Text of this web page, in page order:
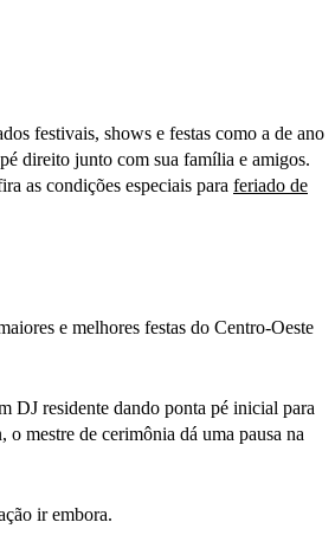
festivais, shows e festas como a de ano
direito junto com sua família e amigos.
as condições especiais para feriado de
e melhores festas do Centro-Oeste
DJ residente dando ponta pé inicial para
mestre de cerimônia dá uma pausa na
ir embora.